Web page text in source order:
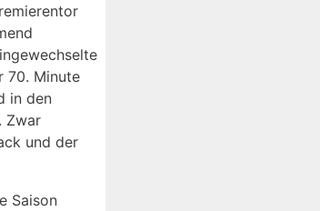
70. Minute
in den
Zwar
und der
Saison